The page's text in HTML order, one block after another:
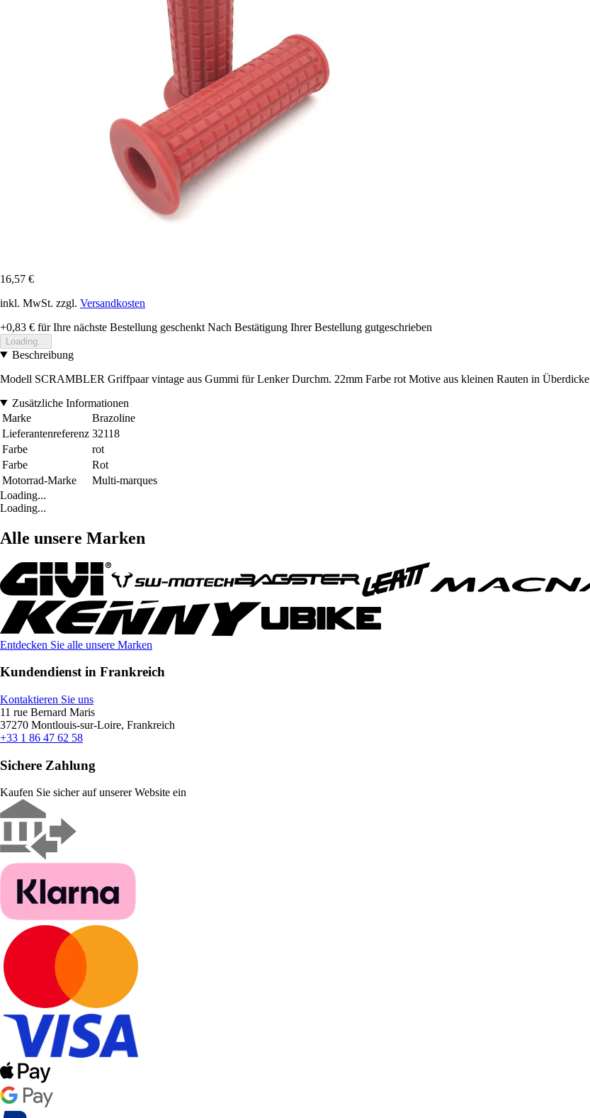
16,57 €
inkl. MwSt. zzgl. Versandkosten
+0,83 € für Ihre nächste Bestellung geschenkt Nach Bestätigung Ihrer Bestellung gutgeschrieben
Loading...
Beschreibung
Modell SCRAMBLER Griffpaar vintage aus Gummi für Lenker Durchm. 22mm Farbe rot Motive aus kleinen Rauten in Überdicke
Zusätzliche Informationen
Marke
Brazoline
Lieferantenreferenz 32118
Farbe
rot
Farbe
Rot
Motorrad-Marke
Multi-marques
Loading...
Loading...
Alle unsere Marken
Entdecken Sie alle unsere Marken
Kundendienst in Frankreich
Kontaktieren Sie uns
11 rue Bernard Maris
37270 Montlouis-sur-Loire, Frankreich
+33 1 86 47 62 58
Sichere Zahlung
Kaufen Sie sicher auf unserer Website ein